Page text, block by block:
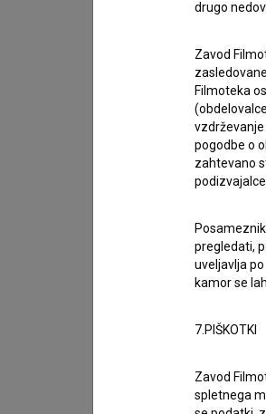
Režiser: Nikola
Melina Pota Koljević,
Oblikovalec zvoka:
Scenograf: Stanislav
Igralci: Edon Rizvanolli,
Sinopsis: Preganjani
njegovo vas, poišče
VUDE, TI SI
drugo
Zavod
Filmoteka
pogodbe o
zahtevano
pregledati,
uveljavlja
kamor se
7.PIŠKOTKI
Zavod
spletnega